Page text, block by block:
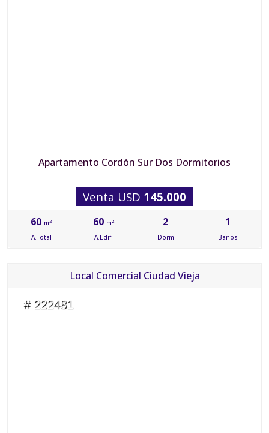
Apartamento Cordón Sur Dos Dormitorios
Venta USD 145.000
60 m2
A.Total
60 m2
A.Edif.
2
Dorm
1
Baños
Local Comercial Ciudad Vieja
# 222481